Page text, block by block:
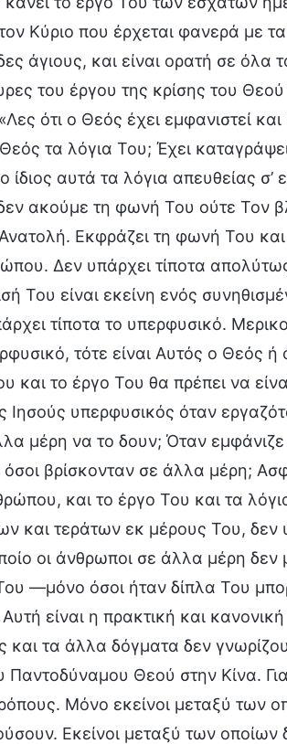
Κύριο που έρχεται φανερά με
άγιους, και είναι ορατή σε
του έργου της κρίσης του
ότι ο Θεός έχει εμφανιστεί
τα λόγια Του; Έχει
αυτά τα λόγια απευθείας σ’
ακούμε τη φωνή Του ούτε Τον
Εκφράζει τη φωνή Του και
Δεν υπάρχει τίποτα
Του είναι εκείνη ενός
τίποτα το υπερφυσικό.
τότε είναι Αυτός ο Θεός ή
και το έργο Του θα πρέπει να
υπερφυσικός όταν
μέρη να το δουν; Όταν εμφάνιζε
βρίσκονταν σε άλλα μέρη;
και το έργο Του και τα
και τεράτων εκ μέρους Του,
οι άνθρωποι σε άλλα μέρη
—μόνο όσοι ήταν δίπλα Του
είναι η πρακτική και
τα άλλα δόγματα δεν
Θεού στην Κίνα.
Μόνο εκείνοι μεταξύ των
Εκείνοι μεταξύ των οποίων